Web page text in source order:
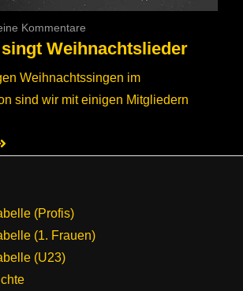
Kommentare
Weihnachtslieder
Weihnachtssingen im
sind wir mit einigen Mitgliedern
(Profis)
(1. Frauen)
(U23)